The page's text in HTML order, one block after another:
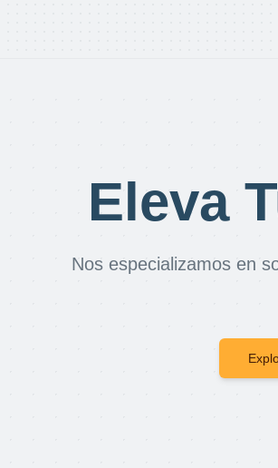
Eleva
Nos especializamos en